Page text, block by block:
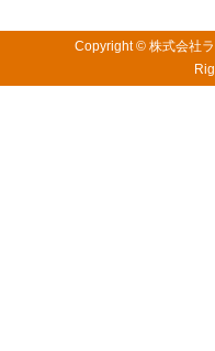
Copyright © 株式会